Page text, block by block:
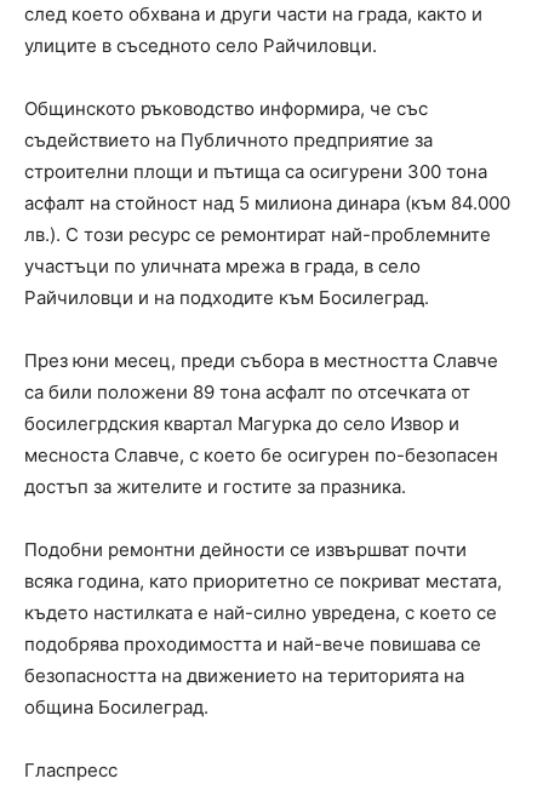
след което обхвана и други части на града, както и
улиците в съседното село Райчиловци.
Общинското ръководство информира, че със
съдействието на Публичното предприятие за
строителни площи и пътища са осигурени 300 тона
асфалт на стойност над 5 милиона динара (към 84.000
лв.). С този ресурс се ремонтират най-проблемните
участъци по уличната мрежа в града, в село
Райчиловци и на подходите към Босилеград.
През юни месец, преди събора в местността Славче
са били положени 89 тона асфалт по отсечката от
босилегрдския квартал Магурка до село Извор и
месноста Славче, с което бе осигурен по-безопасен
достъп за жителите и гостите за празника.
Подобни ремонтни дейности се извършват почти
всяка година, като приоритетно се покриват местата,
където настилката е най-силно увредена, с което се
подобрява проходимостта и най-вече повишава се
безопасността на движението на територията на
община Босилеград.
Гласпресс